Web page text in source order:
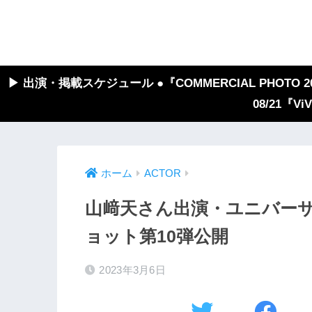
▶︎ 出演・掲載スケジュール ●『COMMERCIAL PHOTO
08/21『
ホーム ACTOR
山﨑天さん出演・ユニバー
ョット第10弾公開
2023年3月6日